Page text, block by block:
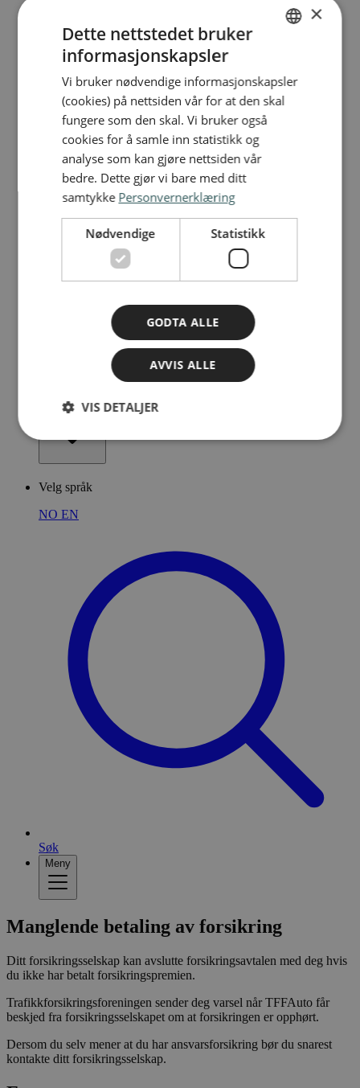
Nyhetsartikler
Velg språk
NO EN
Søk
Meny
Manglende betaling av forsikring
Ditt forsikringsselskap kan avslutte forsikringsavtalen med deg hvis
du ikke har betalt forsikringspremien.
Trafikkforsikringsforeningen sender deg varsel når TFFAuto får
beskjed fra forsikringsselskapet om at forsikringen er opphørt.
Dersom du selv mener at du har ansvarsforsikring bør du snarest
kontakte ditt forsikringsselskap.
ENGLISH
×
Dette nettstedet bruker
informasjonskapsler
Vi bruker nødvendige informasjonskapsler
(cookies) på nettsiden vår for at den skal
fungere som den skal. Vi bruker også
cookies for å samle inn statistikk og
analyse som kan gjøre nettsiden vår
bedre. Dette gjør vi bare med ditt
samtykke Personvernerklæring
Nødvendige Statistikk
GODTA ALLE
AVVIS ALLE
VIS DETALJER